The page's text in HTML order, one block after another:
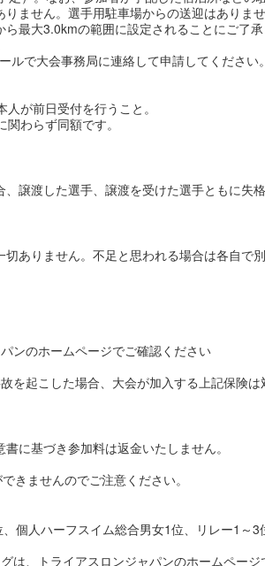
ません。選手用駐車場からの送迎はありま
最大3.0kmの範囲に設定されることにご了承
で大会事務局に連絡して申請してください
が前日受付を行うこと。
わらず同額です。
譲渡した選手、譲渡を受けた選手ともに失
ありません。不足と思われる場合は各自で別
ンのホームページでご確認ください
起こした場合、大会が加入する上記保険
に基づき参加料は返金いたしません。
ませんのでご注意ください。
個人ハーフスイム総合男女1位、リレー1～3
は、トライアスロンジャパンのホームペー